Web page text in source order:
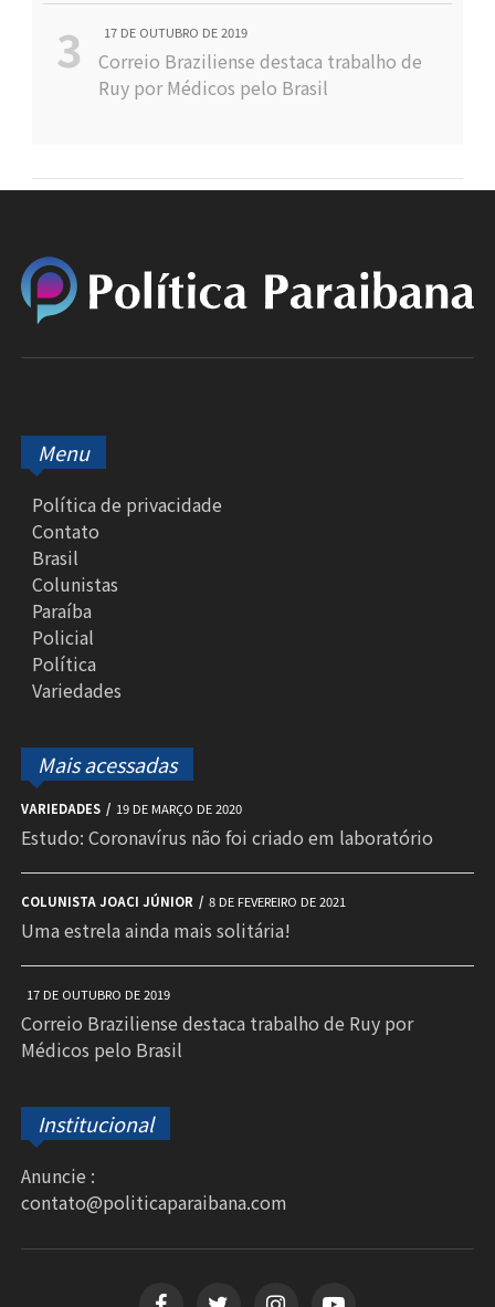
17 DE OUTUBRO DE 2019
Correio Braziliense destaca trabalho de
Ruy por Médicos pelo Brasil
Menu
Política de privacidade
Contato
Brasil
Colunistas
Paraíba
Policial
Política
Variedades
Mais acessadas
VARIEDADES 19 DE MARÇO DE 2020
Estudo: Coronavírus não foi criado em laboratório
COLUNISTA JOACI JÚNIOR 8 DE FEVEREIRO DE 2021
Uma estrela ainda mais solitária!
17 DE OUTUBRO DE 2019
Correio Braziliense destaca trabalho de Ruy por
Médicos pelo Brasil
Institucional
Anuncie :
contato@politicaparaibana.com